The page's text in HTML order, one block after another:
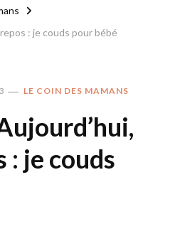
: je couds pour bébé
LE COIN DES MAMANS
: je couds